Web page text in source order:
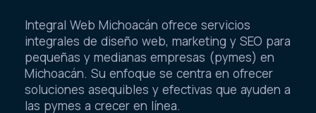
Integral Web Michoacán ofrece servicios
integrales de diseño web, marketing y SEO para
pequeñas y medianas empresas (pymes) en
Michoacán. Su enfoque se centra en ofrecer
soluciones asequibles y efectivas que ayuden a
las pymes a crecer en línea.